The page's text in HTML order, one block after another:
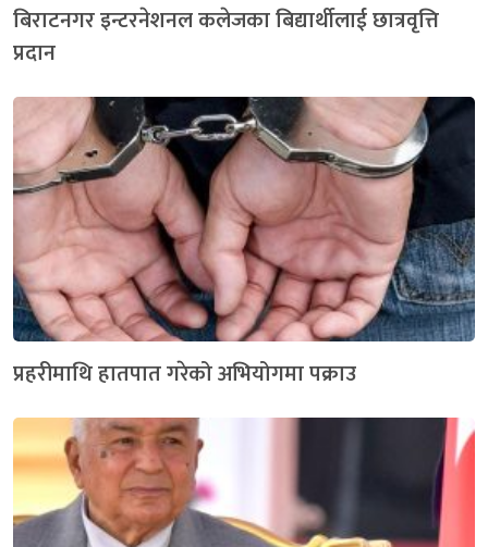
बिराटनगर इन्टरनेशनल कलेजका बिद्यार्थीलाई छात्रवृत्ति
प्रदान
प्रहरीमाथि हातपात गरेको अभियोगमा पक्राउ